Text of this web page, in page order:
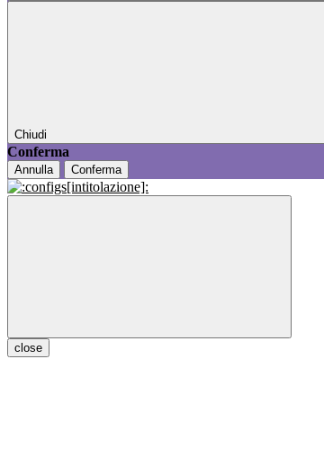
Chiudi
Conferma
Annulla Conferma
close